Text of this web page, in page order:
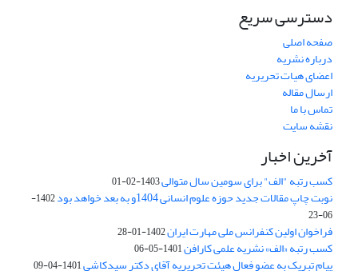
دسترسی سریع
صفحه اصلی
درباره نشریه
اعضای هیات تحریریه
ارسال مقاله
تماس با ما
نقشه سایت
آخرین اخبار
کسب رتبه "الف" برای سومین سال متوالی1403-02-01
نوبت چاپ مقالات جدید حوزه علوم انسانی 1404و به بعد خواهد بود
1402-
06-23
فراخوان اولین کنفرانس ملی مهارت ایران1402-01-28
کسب رتبه «الف» نشریه علمی کارافن1401-05-06
پیام تبریک به عضو فعال هیئت تحریریه آقای دکتر سیدکاشی1401-04-09